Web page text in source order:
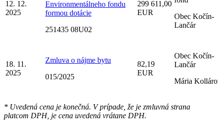
12. 12.
2025
Environmentálneho fondu
formou dotácie
251435 08U02
299 611,00
EUR
Obec Kočín-
Lančár
18. 11.
2025
Zmluva o nájme bytu
015/2025
82,19
EUR
Obec Kočín-
Lančár
Mária
* Uvedená cena je konečná. V prípade, že je zmluvná strana
platcom DPH, je cena uvedená vrátane DPH.